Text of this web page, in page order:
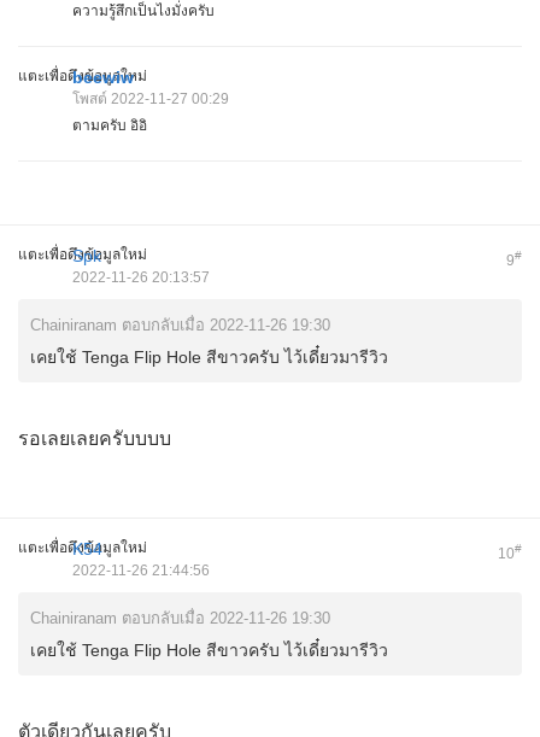
ความรู้สึกเป็นไงมั่งครับ
แตะเพื่อดึงข้อมูลใหม่
beewiw
โพสต์ 2022-11-27 00:29
ตามครับ อิอิ
แตะเพื่อดึงข้อมูลใหม่ 9#
Spk
2022-11-26 20:13:57
Chainiranam ตอบกลับเมื่อ 2022-11-26 19:30
เคยใช้ Tenga Flip Hole สีขาวครับ ไว้เดี๋ยวมารีวิว
รอเลยเลยครับบบบ
แตะเพื่อดึงข้อมูลใหม่ 10#
K54
2022-11-26 21:44:56
Chainiranam ตอบกลับเมื่อ 2022-11-26 19:30
เคยใช้ Tenga Flip Hole สีขาวครับ ไว้เดี๋ยวมารีวิว
ตัวเดียวกันเลยครับ